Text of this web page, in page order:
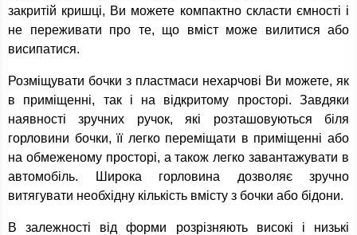
закритій кришці, Ви можете компактно скласти ємності і
не переживати про те, що вміст може вилитися або
висипатися.
Розміщувати бочки з пластмаси нехарчові Ви можете, як
в приміщенні, так і на відкритому просторі. Завдяки
наявності зручних ручок, які розташовуються біля
горловини бочки, її легко переміщати в приміщенні або
на обмеженому просторі, а також легко завантажувати в
автомобіль. Широка горловина дозволяє зручно
витягувати необхідну кількість вмісту з бочки або бідони.
В залежності від форми розрізняють високі і низькі